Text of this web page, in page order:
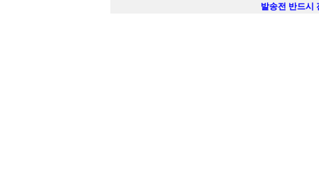
발송전 반드시